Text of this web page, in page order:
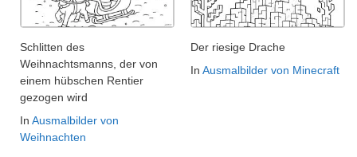
Schlitten des
Weihnachtsmanns, der von
einem hübschen Rentier
gezogen wird
In Ausmalbilder von
Weihnachten
Der riesige Drache
In Ausmalbilder von Minecraft